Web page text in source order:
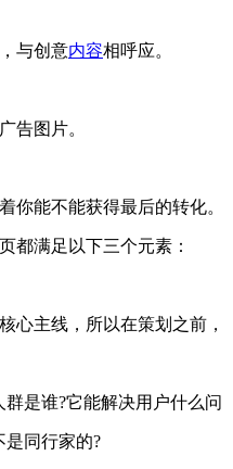
与创意内容相呼应。
告图片。
你能不能获得最后的转化。
都满足以下三个元素：
心主线，所以在策划之前，
是谁?它能解决用户什么问
是同行家的?